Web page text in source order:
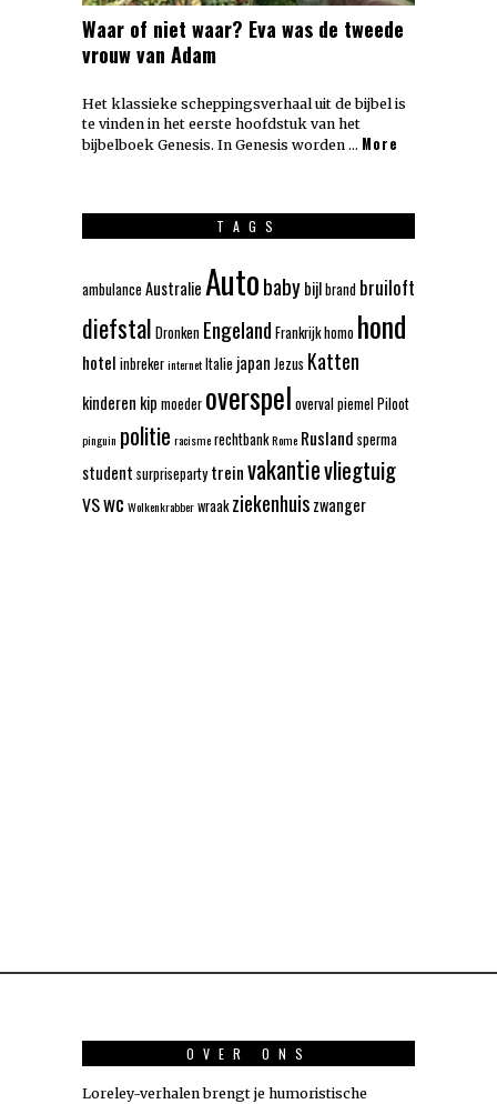
Waar of niet waar? Eva was de tweede
vrouw van Adam
Het klassieke scheppingsverhaal uit de bijbel is
te vinden in het eerste hoofdstuk van het
bijbelboek Genesis. In Genesis worden … More
TAGS
ambulance AustralieAutobabybijlbrand bruiloft
diefstal Dronken Engeland Frankrijkhomo hond
hotel inbrekerinternetItalie japan Jezus Katten
kinderen kip moeder overspel overvalpiemelPiloot
pinguin politie racismerechtbankRome Rusland sperma
student surpriseparty treinvakantievliegtuig
VSwc Wolkenkrabberwraak ziekenhuiszwanger
OVER ONS
Loreley-verhalen brengt je humoristische